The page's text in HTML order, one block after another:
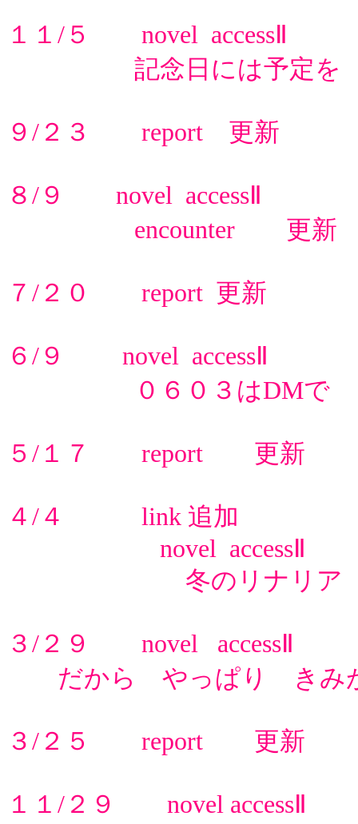
１１/５ novel accessⅡ
記念日には予定を
９/２３ report 更新
８/９ novel accessⅡ
encounter 更新
７/２０ report 更新
６/９ novel accessⅡ
０６０３はDMで
５/１７ report 更新
４/４ link 追加
novel accessⅡ
冬のリナリ
３/２９ novel accessⅡ
だから やっぱり きみ
３/２５ report 更新
１１/２９ novel accessⅡ